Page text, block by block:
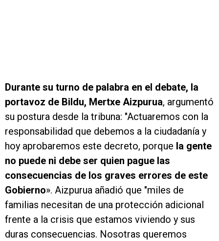
Durante su turno de palabra en el debate, la
portavoz de Bildu, Mertxe Aizpurua, argumentó
su postura desde la tribuna: "Actuaremos con la
responsabilidad que debemos a la ciudadanía y
hoy aprobaremos este decreto, porque la gente
no puede ni debe ser quien pague las
consecuencias de los graves errores de este
Gobierno». Aizpurua añadió que "miles de
familias necesitan de una protección adicional
frente a la crisis que estamos viviendo y sus
duras consecuencias. Nosotras queremos